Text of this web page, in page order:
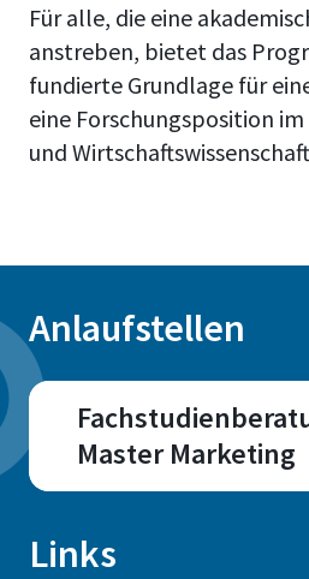
Für alle, die eine
anstreben, bietet das
fundierte Grundlage für
eine Forschungsposition
und
Anlaufstellen
Master Marketing
Sankt Augustin
Raum
Links